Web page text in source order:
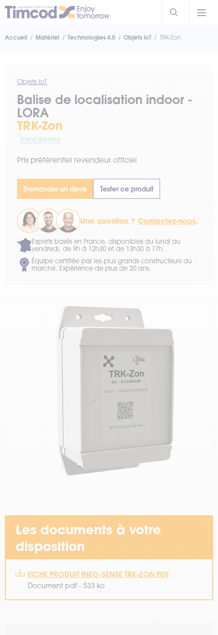
Accueil Matériel Technologies 4.0 Objets IoT TRK-Zon
Objets IoT
Balise de localisation indoor -
LORA
TRK-Zon
Prix préférentiel revendeur officiel
Demander un devis Tester ce produit
Une question ? Contactez-nous.
Experts basés en France, disponibles du lundi au
vendredi, de 9h à 12h30 et de 13h30 à 17h.
Équipe certifiée par les plus grands constructeurs du
marché. Expérience de plus de 20 ans.
Les documents à votre
disposition
FICHE PRODUIT INEO-SENSE TRK-ZON.PDF
Document pdf - 533 ko